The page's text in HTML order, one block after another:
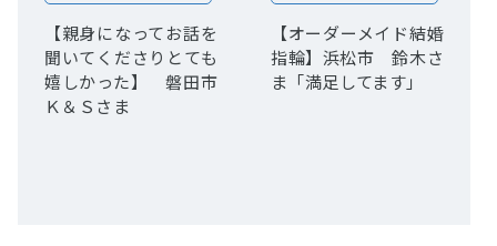
【親身になってお話を
聞いてくださりとても
嬉しかった】 磐田市
Ｋ＆Ｓさま
【オーダーメイド結婚
指輪】浜松市 鈴木さ
ま「満足してます」